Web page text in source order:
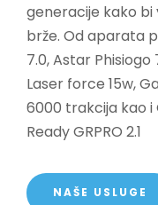
generacije kako
brže. Od aparata
7.0, Astar Phisiogo
Laser force 15w,
6000 trakcija kao
Ready GRPRO 2.1
NAŠE USLUGE